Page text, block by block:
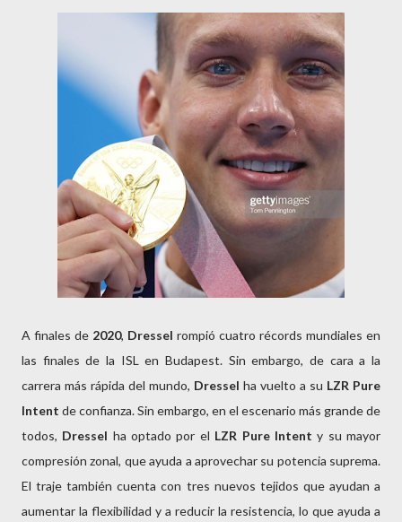
A finales de 2020, Dressel rompió cuatro récords mundiales en
las finales de la ISL en Budapest. Sin embargo, de cara a la
carrera más rápida del mundo, Dressel ha vuelto a su LZR Pure
Intent de confianza. Sin embargo, en el escenario más grande de
todos, Dressel ha optado por el LZR Pure Intent y su mayor
compresión zonal, que ayuda a aprovechar su potencia suprema.
El traje también cuenta con tres nuevos tejidos que ayudan a
aumentar la flexibilidad y a reducir la resistencia, lo que ayuda a